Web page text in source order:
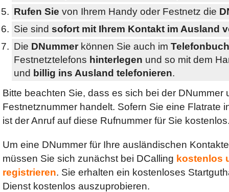
Rufen Sie von Ihrem Handy oder Festnetz die
Sie sind sofort mit Ihrem Kontakt im Ausland
Die DNummerkönnen Sie auch im Telefonbuch
Festnetztelefons hinterlegen und so mit dem
und billig ins Ausland telefonieren.
Bitte beachten Sie, dass es sich bei der DNummer
Festnetznummer handelt. Sofern Sie eine Flatrate
ist der Anruf auf diese Rufnummer für Sie
Um eine DNummer für Ihre ausländischen
müssen Sie sich zunächst bei DCalling kostenlos
registrieren. Sie erhalten ein kostenloses
Dienst kostenlos auszuprobieren.